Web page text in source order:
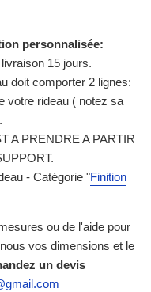
personnalisée:
15 jours.
doit comporter 2 lignes:
votre rideau ( notez sa
A PRENDRE A PARTIR
- Catégorie "Finition
ou de l'aide pour
vos dimensions et le
un devis